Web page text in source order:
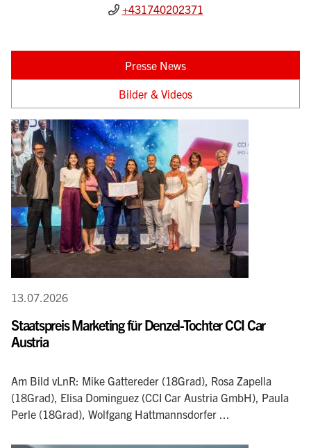
+431740202371
Presse News
Bilder & Videos
13.07.2026
Staatspreis Marketing für Denzel-Tochter CCI Car
Austria
Am Bild vLnR: Mike Gattereder (18Grad), Rosa Zapella
(18Grad), Elisa Dominguez (CCI Car Austria GmbH), Paula
Perle (18Grad), Wolfgang Hattmannsdorfer ...